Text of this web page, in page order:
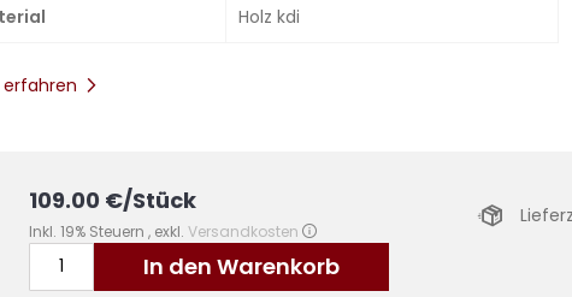
Holz kdi
erfahren
109.00 €/Stück
Inkl. 19% Steuern , exkl. Versandkosten
In den Warenkorb